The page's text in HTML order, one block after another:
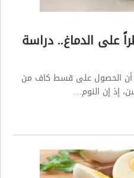
على الدماغ.. دراسة
أن الحصول على قسط كاف من
إذ إن النوم…